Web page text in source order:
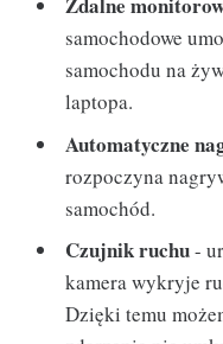
samochodowe
samochodu na
laptopa.
Automatyczne
rozpoczyna
samochód.
Czujnik ruchu-
kamera wykryje
Dzięki temu